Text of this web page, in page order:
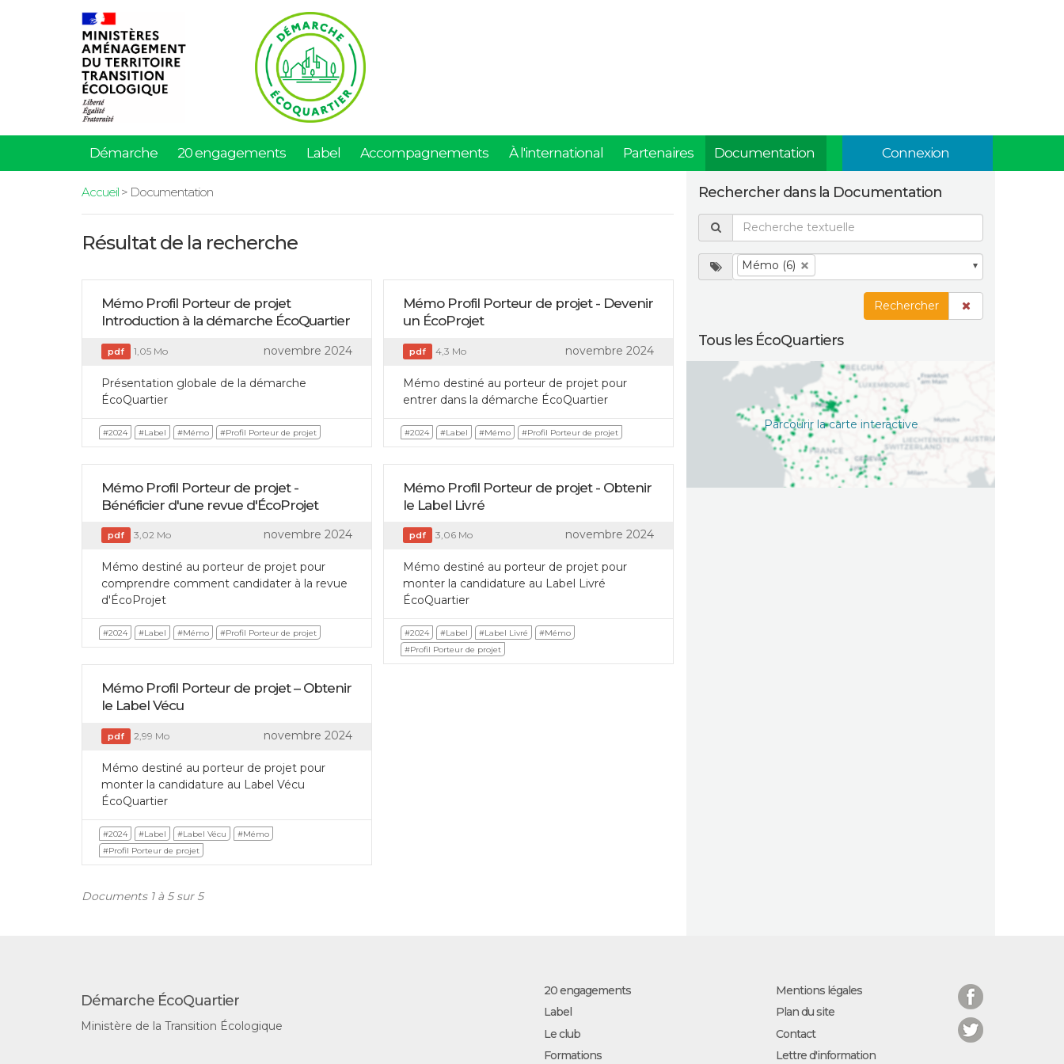
Démarche 20 engagements Label Accompagnements À l'international Partenaires Documentation Connexion
Rechercher dans la Documentation
Mémo (6)
Rechercher
Tous les ÉcoQuartiers
Parcourir la carte interactive
Accueil> Documentation
Résultat de la recherche
Mémo Profil Porteur de projet
Introduction à la démarche ÉcoQuartier
pdf 1,05 Mo novembre 2024
Présentation globale de la démarche
ÉcoQuartier
#2024 #Label #Mémo #Profil Porteur de projet
Mémo Profil Porteur de projet - Devenir
un ÉcoProjet
pdf 4,3 Mo novembre 2024
Mémo destiné au porteur de projet pour
entrer dans la démarche ÉcoQuartier
#2024 #Label #Mémo #Profil Porteur de projet
Mémo Profil Porteur de projet -
Bénéficier d'une revue d'ÉcoProjet
pdf 3,02 Mo novembre 2024
Mémo destiné au porteur de projet pour
comprendre comment candidater à la revue
d'ÉcoProjet
#2024 #Label #Mémo #Profil Porteur de projet
Mémo Profil Porteur de projet - Obtenir
le Label Livré
pdf 3,06 Mo novembre 2024
Mémo destiné au porteur de projet pour
monter la candidature au Label Livré
ÉcoQuartier
#2024 #Label #Label Livré
#Mémo
#Profil Porteur de projet
Mémo Profil Porteur de projet – Obtenir
le Label Vécu
pdf 2,99 Mo novembre 2024
Mémo destiné au porteur de projet pour
monter la candidature au Label Vécu
ÉcoQuartier
#2024 #Label #Label Vécu
#Mémo
#Profil Porteur de projet
Documents 1 à 5 sur 5
Démarche ÉcoQuartier
Ministère de la Transition Écologique
20 engagements
Label
Le club
Formations
Mentions légales
Plan du site
Contact
Lettre d'information
Facebook
Twitter